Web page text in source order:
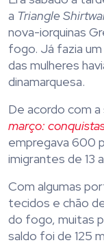
a Triangle
nova-iorquinas
fogo. Já fazia
das mulheres
dinamarquesa.
De acordo com
março:
empregava 600
imigrantes de 13
Com algumas
tecidos e chão
do fogo, muitas
saldo foi de 125